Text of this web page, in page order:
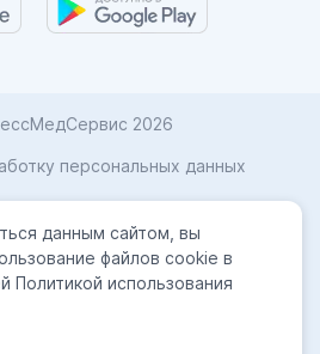
2026
персональных данных
Карта сайта
конфиденциальности
Лицензиии
данным сайтом, вы
файлов cookie в
Политикой использования